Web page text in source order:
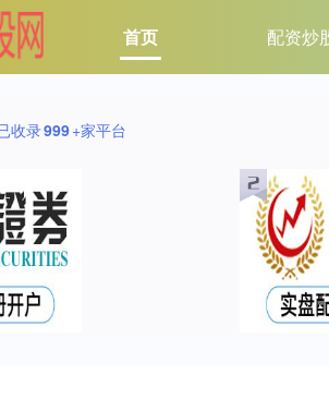
首页 配资炒
收录999+家平台